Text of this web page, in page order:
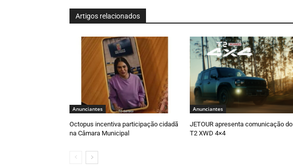
Artigos relacionados
Anunciantes
Octopus incentiva participação cidadã
na Câmara Municipal
Anunciantes
JETOUR apresenta comunicação do
T2 XWD 4×4